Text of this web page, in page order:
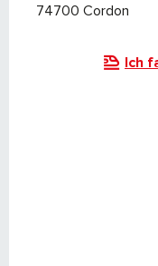
74700 Cordon
Ich